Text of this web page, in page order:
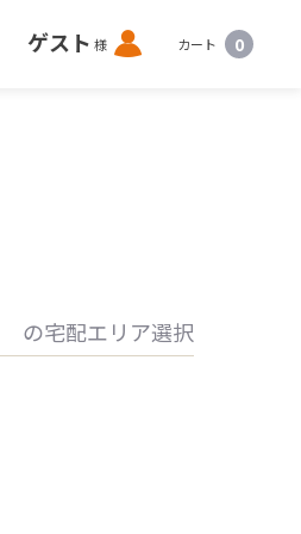
ゲスト 様 ロ
グ
カート 0
の宅配エリア選択